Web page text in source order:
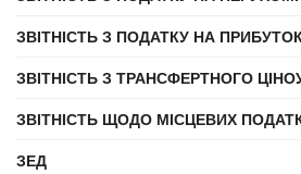
ЗВІТНІСТЬ З ПОДАТКУ НА
ЗВІТНІСТЬ З ТРАНСФЕРТНОГО
ЗВІТНІСТЬ ЩОДО МІСЦЕВИХ
ЗЕД